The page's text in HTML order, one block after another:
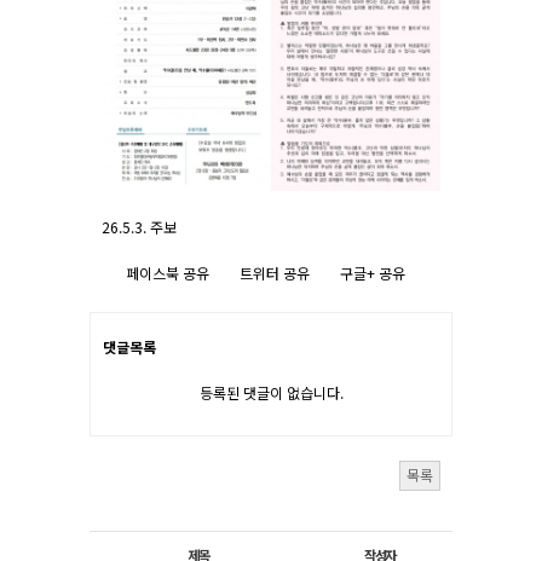
26.5.3. 주보
페이스북 공유 트위터 공유 구글+ 공유
댓글목록
등록된 댓글이 없습니다.
목록
제목 작성자